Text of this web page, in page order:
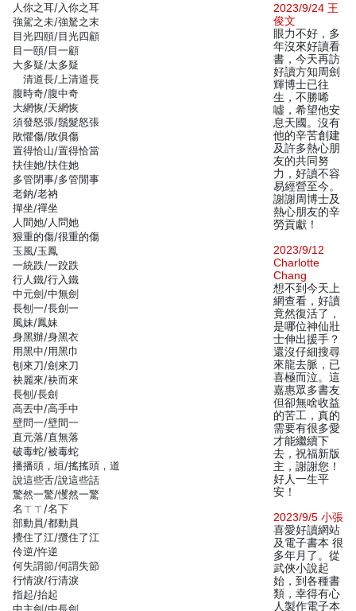
人你之耳/入你之耳
強駕之未/強駑之末
目光四頤/目光四顧
目一頤/目一顧
大多疑/太多疑
清道長/上清道長
腹時奇/腹中奇
大網恢/天網恢
須發怒張/鬚髮怒張
敗懼傷/敗俱傷
置得恰山/置得恰當
扶佳她/扶住她
多管閉事/多管閒事
老鈉/老衲
撣坐/禪坐
人間她/人問她
狠重的傷/很重的傷
玉風/玉鳳
一統跌/一跤跌
行人鐵/行入鐵
中元劍/中無劍
長刨一/長劍一
風妹/鳳妹
身黑辦/身黑衣
用黑中/用黑巾
刨來刀/劍來刀
袂麗來/袂而來
長刨/長劍
高丟中/高手中
壁問一/壁間一
直元落/直無落
破毒蛇/被毒蛇
播播頭，垣/搖搖頭，道
說這些舌/說這些話
驚然一驚/戄然一驚
名ㄒㄒ/名下
部動員/都動員
攪住了江/攬住了江
伶逆/忤逆
何失謂節/何謂失節
行情淚/行清淚
指起/抬起
2023/9/24 王
俊文
眼力不好，多
年沒來好讀看
書，今天再訪
好讀方知周劍
輝博士已往
生，不勝唏
噓，希望他安
息天國。沒有
他的辛苦創建
及許多熱心朋
友的共同努
力，好讀不容
易經營至今。
謝謝周博士及
熱心朋友的辛
勞貢獻！
2023/9/12
Charlotte
Chang
想不到今天上
網查看，好讀
竟然復活了，
是哪位神仙壯
士伸出援手？
還沒仔細搜尋
來龍去脈，已
喜極而泣。這
嘉惠眾多書友
但卻無啥收益
的苦工，真的
需要有很多愛
才能繼續下
去，祝福新版
主，謝謝您！
好人一生平
安！
2023/9/5 小張
喜愛好讀網站
及電子書本 很
多年月了。從
武俠小說起
始，到各種書
類，幸得有心
人製作電子本